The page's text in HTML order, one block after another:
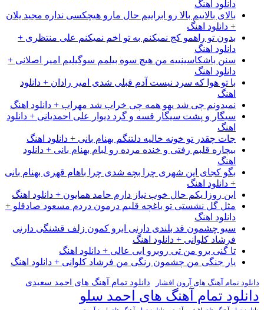
دانلود اهنگ
بالای بالاییم بالا رو ابراییم حال مارو هیچکسی نداره مجید یلان
+ دانلود اهنگ
بدون تو راهمو کج نمیکنم به تو اخم نمیکنم علی منتظری +
دانلود اهنگ
سنن باشکاسینییه من هیچ سوه بیلمم سوگیلیم امیر اصلانی +
دانلود اهنگ
با تو هوا که سرد نیست آدم قبلی شدی امیر رادان + دانلود
اهنگ
نمیدونم چی شد یهو همه چی خراب شد مهراب + دانلود اهنگ
سیگار و پشت سیگار قسه و گرد دیوار علی احمدیانی + دانلود
اهنگ
جات چقدر تو خونه خالیه دلتنگم بهنام بانی + دانلود اهنگ
بیچاره قلبم رفتی و خنده مرده رو لبام بهنام بانی + دانلود
اهنگ
بگو کجای این شهری چرا بچه شدی چرا باهام قهری بهنام بانی
+ دانلود اهنگ
این روزا یکم حال خوب نیاز دارم حامد همایون + دانلود اهنگ
مثل گل نشستی تو باغچه قلبم درمون دردم مسعود صادقلو +
دانلود اهنگ
سیو چشمون قد بلندی دارنی ابرو کمون زلف قشنگی دارنی
فرشاد کلوانی + دانلود اهنگ
تا گنی برو من تی روبرو ابی عالی + دانلود اهنگ
یار جنگی من چشمون رنگی من فرشاد کلوانی + دانلود اهنگ
دانلود تمام آهنگ های آرون افشار دانلود تمام آهنگ های احمد سعیدی
دانلود تمام آهنگ های احمد سلو